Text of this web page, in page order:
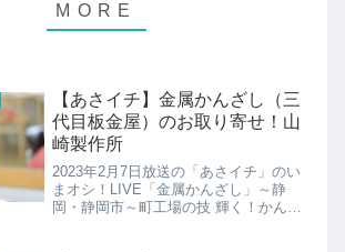
【あさイチ】金属かんざし（三
代目板金屋）のお取り寄せ！山
崎製作所
2023年2月7日放送の「あさイチ」のい
まオシ！LIVE「金属かんざし」～静
岡・静岡市～町工場の技 輝く！かんざ